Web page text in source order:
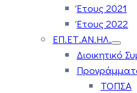
Έτους 2021
Έτους 2022
ΕΠ.ΕΤ.ΑΝ.ΗΛ.
Διοικητικό
ΤΟΠΣΑ